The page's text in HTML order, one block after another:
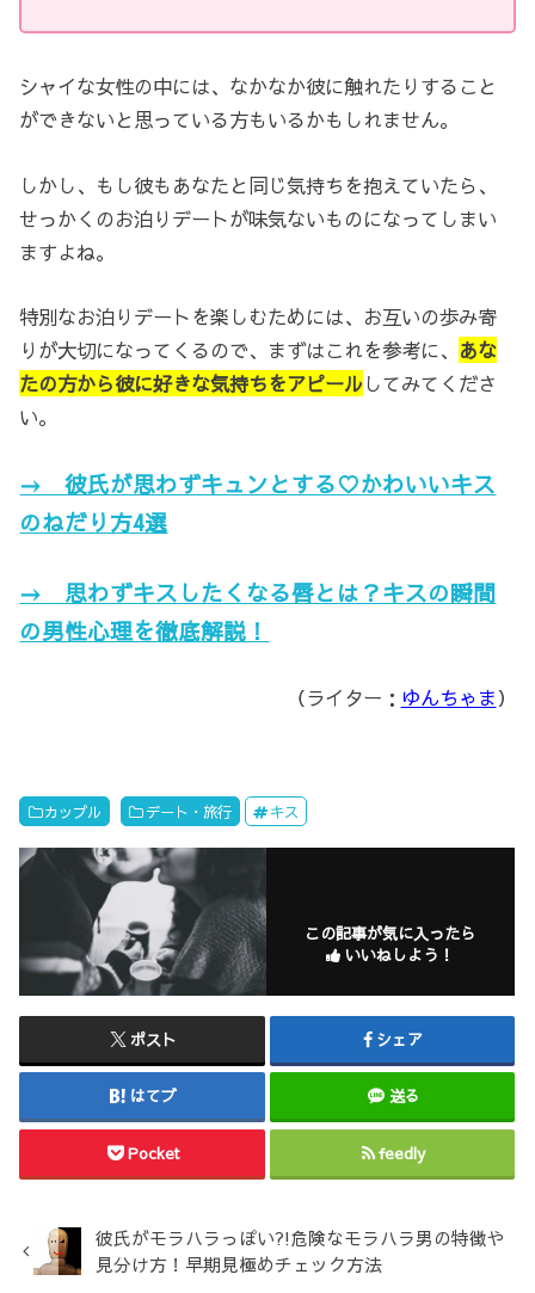
シャイな女性の中には、なかなか彼に触れたりすること
ができないと思っている方もいるかもしれません。
しかし、もし彼もあなたと同じ気持ちを抱えていたら、
せっかくのお泊りデートが味気ないものになってしまい
ますよね。
特別なお泊りデートを楽しむためには、お互いの歩み寄
りが大切になってくるので、まずはこれを参考に、 あな
たの方から彼に好きな気持ちをアピールしてみてくださ
い。
→ 彼氏が思わずキュンとする♡かわいいキス
のねだり方4選
→ 思わずキスしたくなる唇とは？キスの瞬間
の男性心理を徹底解説！
（ライター： ゆんちゃま）
カップル デート・旅行 キス
この記事が気に入ったら
いいねしよう！
ポスト シェア
はてブ 送る
Pocket feedly
彼氏がモラハラっぽい?!危険なモラハラ男の特徴や
見分け方！早期見極めチェック方法